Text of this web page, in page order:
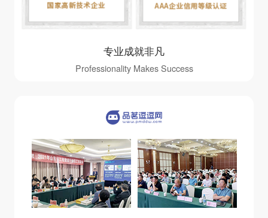
专业成就非凡
Professionality Makes Success